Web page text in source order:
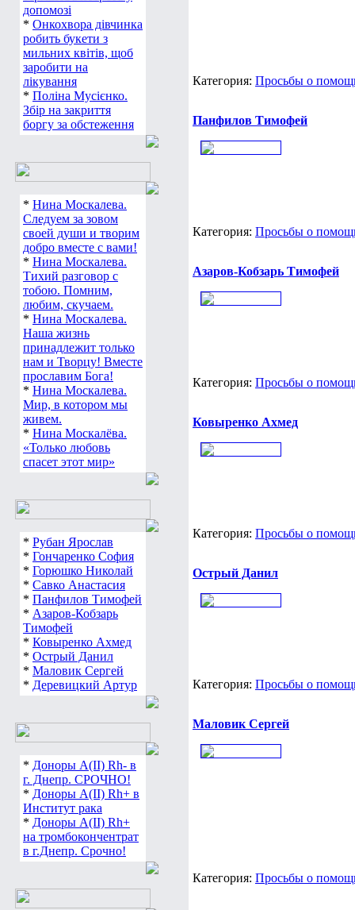
допомозі
* Онкохвора дівчинка
робить букети з
мильних квітів, щоб
заробити на
лікування
* Поліна Мусієнко.
Збір на закриття
боргу за обстеження
* Нина Москалева.
Следуем за зовом
своей души и творим
добро вместе с вами!
* Нина Москалева.
Тихий разговор с
тобою. Помним,
любим, скучаем.
* Нина Москалева.
Наша жизнь
принадлежит только
нам и Творцу! Вместе
прославим Бога!
* Нина Москалева.
Мир, в котором мы
живем.
* Нина Москалёва.
«Только любовь
спасет этот мир»
* Рубан Ярослав
* Гончаренко София
* Горюшко Николай
* Савко Анастасия
* Панфилов Тимофей
* Азаров-Кобзарь
Тимофей
* Ковыренко Ахмед
* Острый Данил
* Маловик Сергей
* Деревицкий Артур
* Доноры А(ІІ) Rh- в
г. Днепр. СРОЧНО!
* Доноры А(ІІ) Rh+ в
Институт рака
* Доноры А(ІІ) Rh+
на тромбокончентрат
в г.Днепр. Срочно!
Категория: Просьбы о
Панфилов Тимофей
Категория: Просьбы о
Азаров-Кобзарь Тимофей
Категория: Просьбы о
Ковыренко Ахмед
Категория: Просьбы о
Острый Данил
Категория: Просьбы о
Маловик Сергей
Категория: Просьбы о